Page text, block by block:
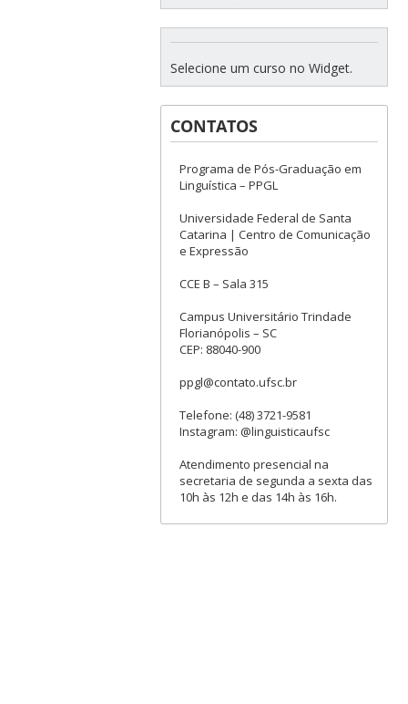
Selecione um curso no Widget.
CONTATOS
Programa de Pós-Graduação em
Linguística – PPGL
Universidade Federal de Santa
Catarina | Centro de Comunicação
e Expressão
CCE B – Sala 315
Campus Universitário Trindade
Florianópolis – SC
CEP: 88040-900
ppgl@contato.ufsc.br
Telefone: (48) 3721-9581
Instagram: @linguisticaufsc
Atendimento presencial na
secretaria de segunda a sexta das
10h às 12h e das 14h às 16h.